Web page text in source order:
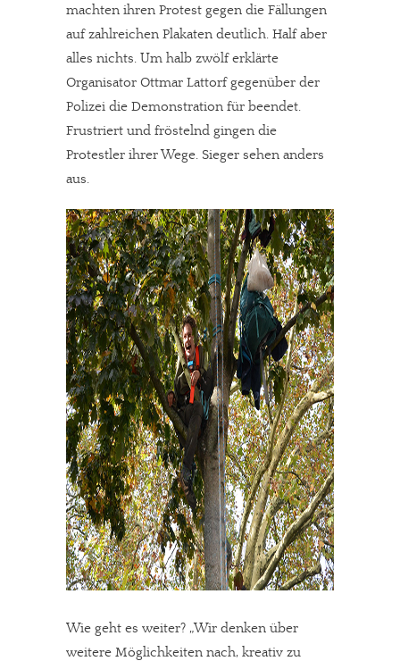
machten ihren Protest gegen die Fällungen
auf zahlreichen Plakaten deutlich. Half aber
alles nichts. Um halb zwölf erklärte
Organisator Ottmar Lattorf gegenüber der
Polizei die Demonstration für beendet.
Frustriert und fröstelnd gingen die
Protestler ihrer Wege. Sieger sehen anders
aus.
Wie geht es weiter? „Wir denken über
weitere Möglichkeiten nach, kreativ zu